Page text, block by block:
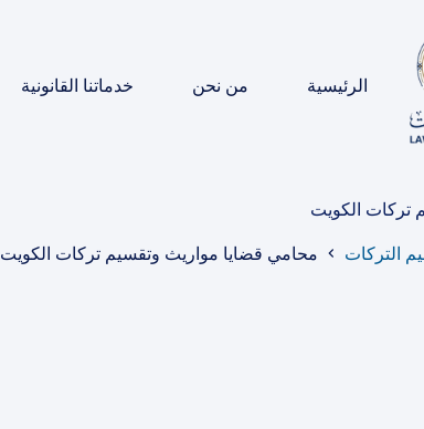
الرئيسية
من نحن خدماتنا القانونية
تركات الكويت
التركات محامي قضايا مواريث وتقسيم تركات الكويت